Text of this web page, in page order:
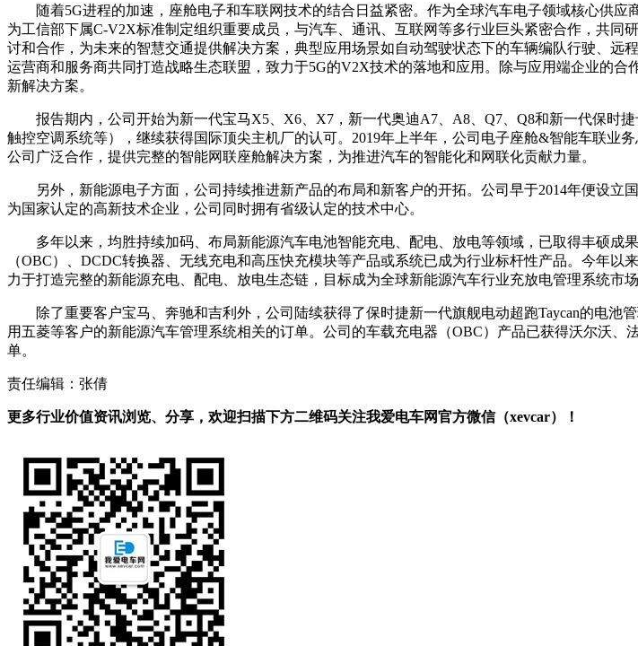
随着5G进程的加速，座舱电子和车联网技术的结合日益紧密。作为全球汽车电子领域核心供
为工信部下属C-V2X标准制定组织重要成员，与汽车、通讯、互联网等多行业巨头紧密合作，共
讨和合作，为未来的智慧交通提供解决方案，典型应用场景如自动驾驶状态下的车辆编队行驶、远
运营商和服务商共同打造战略生态联盟，致力于5G的V2X技术的落地和应用。除与应用端企业的
新解决方案。
报告期内，公司开始为新一代宝马X5、X6、X7，新一代奥迪A7、A8、Q7、Q8和新一代保时
触控空调系统等），继续获得国际顶尖主机厂的认可。2019年上半年，公司电子座舱&智能车联业
公司广泛合作，提供完整的智能网联座舱解决方案，为推进汽车的智能化和网联化贡献力量。
另外，新能源电子方面，公司持续推进新产品的布局和新客户的开拓。公司早于2014年便设
为国家认定的高新技术企业，公司同时拥有省级认定的技术中心。
多年以来，均胜持续加码、布局新能源汽车电池智能充电、配电、放电等领域，已取得丰硕
（OBC）、DCDC转换器、无线充电和高压快充模块等产品或系统已成为行业标杆性产品。今年
力于打造完整的新能源充电、配电、放电生态链，目标成为全球新能源汽车行业充放电管理系统市场
除了重要客户宝马、奔驰和吉利外，公司陆续获得了保时捷新一代旗舰电动超跑Taycan的电
用五菱等客户的新能源汽车管理系统相关的订单。公司的车载充电器（OBC）产品已获得沃尔沃
单。
责任编辑：张倩
更多行业价值资讯浏览、分享，欢迎扫描下方二维码关注我爱电车网官方微信（xevcar）！